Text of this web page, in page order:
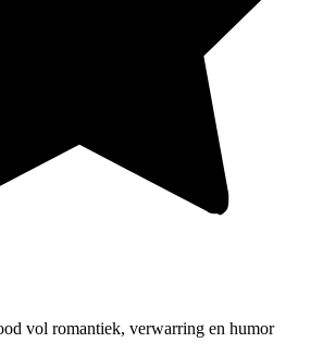
vol romantiek, verwarring en humor